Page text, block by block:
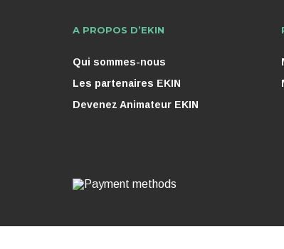
A PROPOS D’EKIN
Qui sommes-nous
Les partenaires EKIN
Devenez Animateur EKIN